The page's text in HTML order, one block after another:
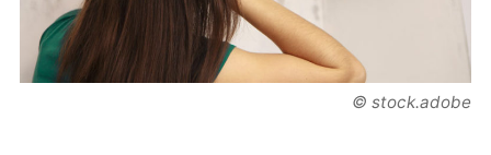
© stock.adobe